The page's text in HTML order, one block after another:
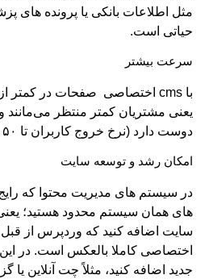
مثل اطلاعات بانکی یا پرونده های
حیاتی است.
سرعت بیشتر
یعنی مشتریان کمتر منتظر می‌مانند
دوست دارد (نرخ خروج کاربران تا ۵۰ درصد کم می‌شود).
امکان رشد و توسعه سایت
در سیستم های مدیریت محتوا که
های همان سیستم محدود هستید؛ یعنی
اختصاصی کاملا بالعکس است. در
جدید اضافه کنید، مثلاً چت آنلاین